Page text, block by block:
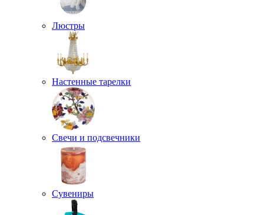
Люстры
Настенные тарелки
Свечи и подсвечники
Сувениры